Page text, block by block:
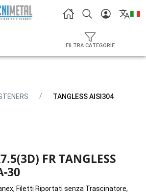
FILTRA CATEGORIE
TANGLESS AISI304
FR TANGLESS
30
Filetti Riportati senza Trascinatore,